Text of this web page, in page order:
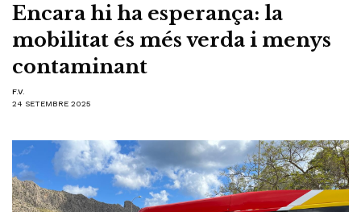
Encara hi ha esperança: la
mobilitat és més verda i menys
contaminant
F.V.
24 SETEMBRE 2025